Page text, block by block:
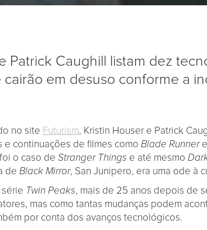
Patrick Caughill listam dez
em desuso conforme a
no site Futurism, Kristin Houser e Patrick
e continuações de filmes como Blade Runner
o caso de Stranger Things e até mesmo
de Black Mirror, San Junipero, era uma ode à
Twin Peaks, mais de 25 anos depois de
mas como tantas mudanças podem
por conta dos avanços tecnológicos.